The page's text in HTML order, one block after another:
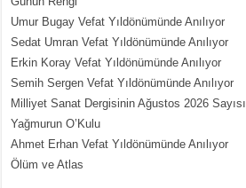
MEHMET ÇOBAN
İçerdeki Put Dışardaki Maskeler...
Umur Bugay Vefat Yıldönümünde Anılıyor
Sedat Umran Vefat Yıldönümünde Anılıyor
Erkin Koray Vefat Yıldönümünde Anılıyor
Semih Sergen Vefat Yıldönümünde Anılıyor
Milliyet Sanat Dergisinin Ağustos 2026 Sayısı
Yağmurun O’Kulu
Ahmet Erhan Vefat Yıldönümünde Anılıyor
Ölüm ve Atlas